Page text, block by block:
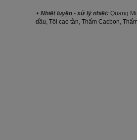
+ Nhiệt luyện - xử lý nhiệt: Quang
dầu, Tôi cao tần, Thấm Cacbon,